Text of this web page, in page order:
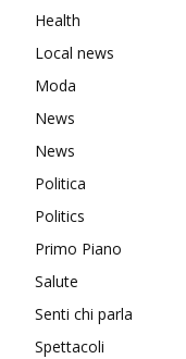
Health
Local news
Moda
News
News
Politica
Politics
Primo Piano
Salute
Senti chi parla
Spettacoli